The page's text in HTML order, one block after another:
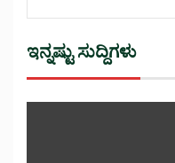
ಇನ್ನಷ್ಟು ಸುದ್ದಿಗಳು